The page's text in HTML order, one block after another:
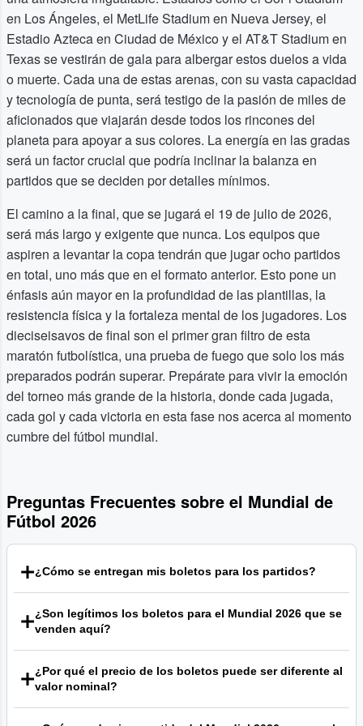
en Los Ángeles, el MetLife Stadium en Nueva Jersey, el
Estadio Azteca en Ciudad de México y el AT&T Stadium en
Texas se vestirán de gala para albergar estos duelos a vida
o muerte. Cada una de estas arenas, con su vasta capacidad
y tecnología de punta, será testigo de la pasión de miles de
aficionados que viajarán desde todos los rincones del
planeta para apoyar a sus colores. La energía en las gradas
será un factor crucial que podría inclinar la balanza en
partidos que se deciden por detalles mínimos.
El camino a la final, que se jugará el 19 de julio de 2026,
será más largo y exigente que nunca. Los equipos que
aspiren a levantar la copa tendrán que jugar ocho partidos
en total, uno más que en el formato anterior. Esto pone un
énfasis aún mayor en la profundidad de las plantillas, la
resistencia física y la fortaleza mental de los jugadores. Los
dieciseisavos de final son el primer gran filtro de esta
maratón futbolística, una prueba de fuego que solo los más
preparados podrán superar. Prepárate para vivir la emoción
del torneo más grande de la historia, donde cada jugada,
cada gol y cada victoria en esta fase nos acerca al momento
cumbre del fútbol mundial.
Preguntas Frecuentes sobre el Mundial de
Fútbol 2026
¿Cómo se entregan mis boletos para los partidos?
plataforma suele ser electrónica. Los métodos más
comunes son los boletos móviles, que puedes presentar
desde tu teléfono, o archivos PDF que puedes imprimir. El
método de entrega específico para cada boleto se indica
claramente en el listado antes de realizar la compra. Una
con toda la información sobre cómo y cuándo recibirás tus
¿Son legítimos los boletos para el Mundial 2026 que se
venden aquí?
transparente para la compra y venta de boletos. Cada
orden que califica en nuestra plataforma está respaldada
por nuestra garantía. Esta garantía está diseñada para
¿Por qué el precio de los boletos puede ser diferente al
valor nominal?